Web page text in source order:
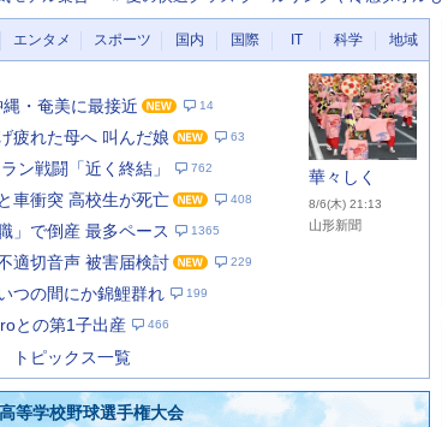
エンタメ スポーツ 国内 国際 IT 科学 地域
・奄美に最接近 14
疲れた母へ 叫んだ娘 63
ン戦闘「近く終結」 762
車衝突 高校生が死亡 408
」で倒産 最多ペース 1365
適切音声 被害届検討 229
つの間にか錦鯉群れ 199
との第1子出産 466
華々しく
8/6(木) 21:13
山形新聞
トピックス一覧
等学校野球選手権大会